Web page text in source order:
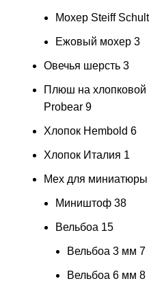
Мохер Steiff
Ежовый мохер 3
Овечья шерсть 3
Плюш на хлопковой
Probear 9
Хлопок Hembold 6
Хлопок Италия 1
Мех для миниатюры
Миништоф 38
Вельбоа 15
Вельбоа 3 мм 7
Вельбоа 6 мм 8